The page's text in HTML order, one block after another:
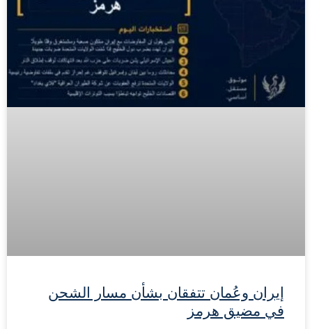
إيران وعُمان تتفقان بشأن مسار الشحن
في مضيق هرمز